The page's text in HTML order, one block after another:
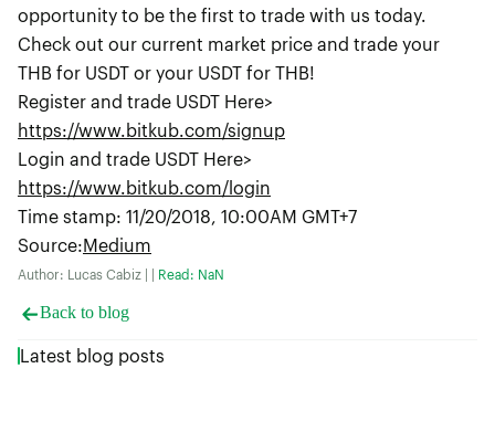
opportunity to be the first to trade with us today.
Check out our current market price and trade your
THB for USDT or your USDT for THB!
Register and trade USDT Here>
https://www.bitkub.com/signup
Login and trade USDT Here>
https://www.bitkub.com/login
Time stamp: 11/20/2018, 10:00AM GMT+7
Source:Medium
Author: Lucas Cabiz | | Read: NaN
Back to blog
Latest blog posts